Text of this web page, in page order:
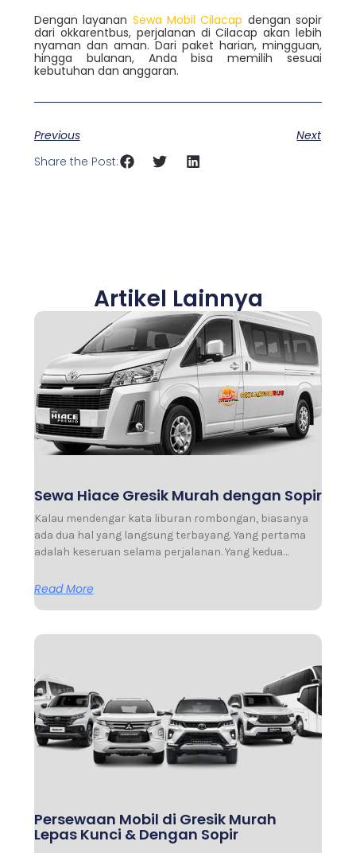
Dengan layanan Sewa Mobil Cilacap dengan sopir
dari okkarentbus, perjalanan di Cilacap akan lebih
nyaman dan aman. Dari paket harian, mingguan,
hingga bulanan, Anda bisa memilih sesuai
kebutuhan dan anggaran.
Previous
Next
Share the Post:
Artikel Lainnya
Sewa Hiace Gresik Murah dengan Sopir
Kalau mendengar kata liburan rombongan, biasanya
ada dua hal yang langsung terbayang. Yang pertama
adalah keseruan selama perjalanan. Yang kedua…
Read More
Persewaan Mobil di Gresik Murah
Lepas Kunci & Dengan Sopir